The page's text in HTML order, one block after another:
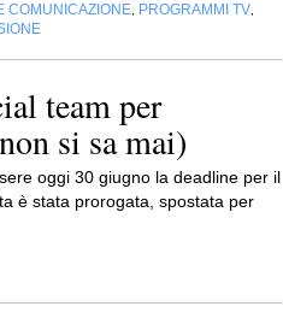
COMUNICAZIONE PROGRAMMI TV
team per
si sa mai)
oggi 30 giugno la deadline per il
è stata prorogata, spostata per